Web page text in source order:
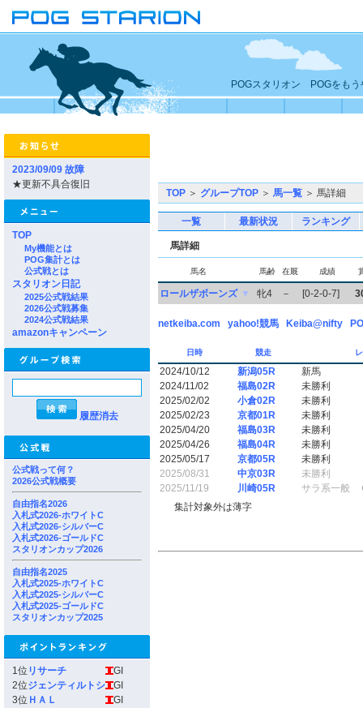
POGスタリオン POGをもう
2023/09/09 故障
★更新不具合復旧
TOP
My機能とは
POG集計とは
公式戦とは
スタリオン日記
2025公式戦結果
2026公式戦募集
2024公式戦結果
amazonキャンペーン
履歴消去
公式戦って何？
2026公式戦概要
自由指名2026
入札式2026-ホワイトC
入札式2026-シルバーC
入札式2026-ゴールドC
スタリオンカップ2026
自由指名2025
入札式2025-ホワイトC
入札式2025-シルバーC
入札式2025-ゴールドC
スタリオンカップ2025
1位 リサーチ
GI
2位ジェンティルトシ
GI
3位 ＨＡＬ
GI
TOP ＞ グループTOP ＞ 馬一覧 ＞ 馬詳細
一覧 最新状況 ランキング
馬詳細
馬名 馬齢 在厩 成績
ロールザボーンズ ▼ 牝4 － [0-2-0-7]
netkeiba.com yahoo!競馬 Keiba@nifty
日時 競走
2024/10/12 新潟05R
新馬
2024/11/02
福島02R
未勝利
2025/02/02
小倉02R
未勝利
2025/02/23
京都01R
未勝利
2025/04/20
福島03R
未勝利
2025/04/26
福島04R
未勝利
2025/05/17
京都05R
未勝利
2025/08/31
中京03R
未勝利
2025/11/19
川崎05R
サラ系一般
集計対象外は薄字